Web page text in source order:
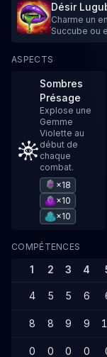
Désir
Charme un
Succube ou
ASPECTS
Sombres
Présage
Explose une
Gemme
Violette au
début de
chaque
combat.
×18
×10
×10
COMPÉTENCES
1 2 3 4
4 5 5 6
8 8 9 9
0 0 0 0